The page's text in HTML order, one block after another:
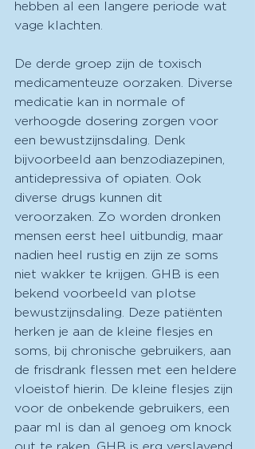
hebben al een langere periode wat
vage klachten.
De derde groep zijn de toxisch
medicamenteuze oorzaken. Diverse
medicatie kan in normale of
verhoogde dosering zorgen voor
een bewustzijnsdaling. Denk
bijvoorbeeld aan benzodiazepinen,
antidepressiva of opiaten. Ook
diverse drugs kunnen dit
veroorzaken. Zo worden dronken
mensen eerst heel uitbundig, maar
nadien heel rustig en zijn ze soms
niet wakker te krijgen. GHB is een
bekend voorbeeld van plotse
bewustzijnsdaling. Deze patiënten
herken je aan de kleine flesjes en
soms, bij chronische gebruikers, aan
de frisdrank flessen met een heldere
vloeistof hierin. De kleine flesjes zijn
voor de onbekende gebruikers, een
paar ml is dan al genoeg om knock
out te raken. GHB is erg verslavend